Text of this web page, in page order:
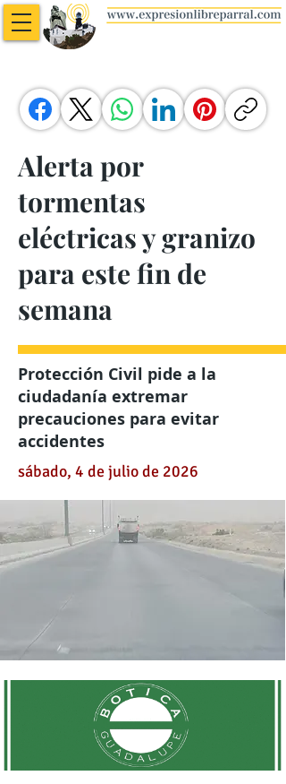
Alerta por
tormentas
eléctricas y granizo
para este fin de
semana
Protección Civil pide a la
ciudadanía extremar
precauciones para evitar
accidentes
sábado, 4 de julio de 2026